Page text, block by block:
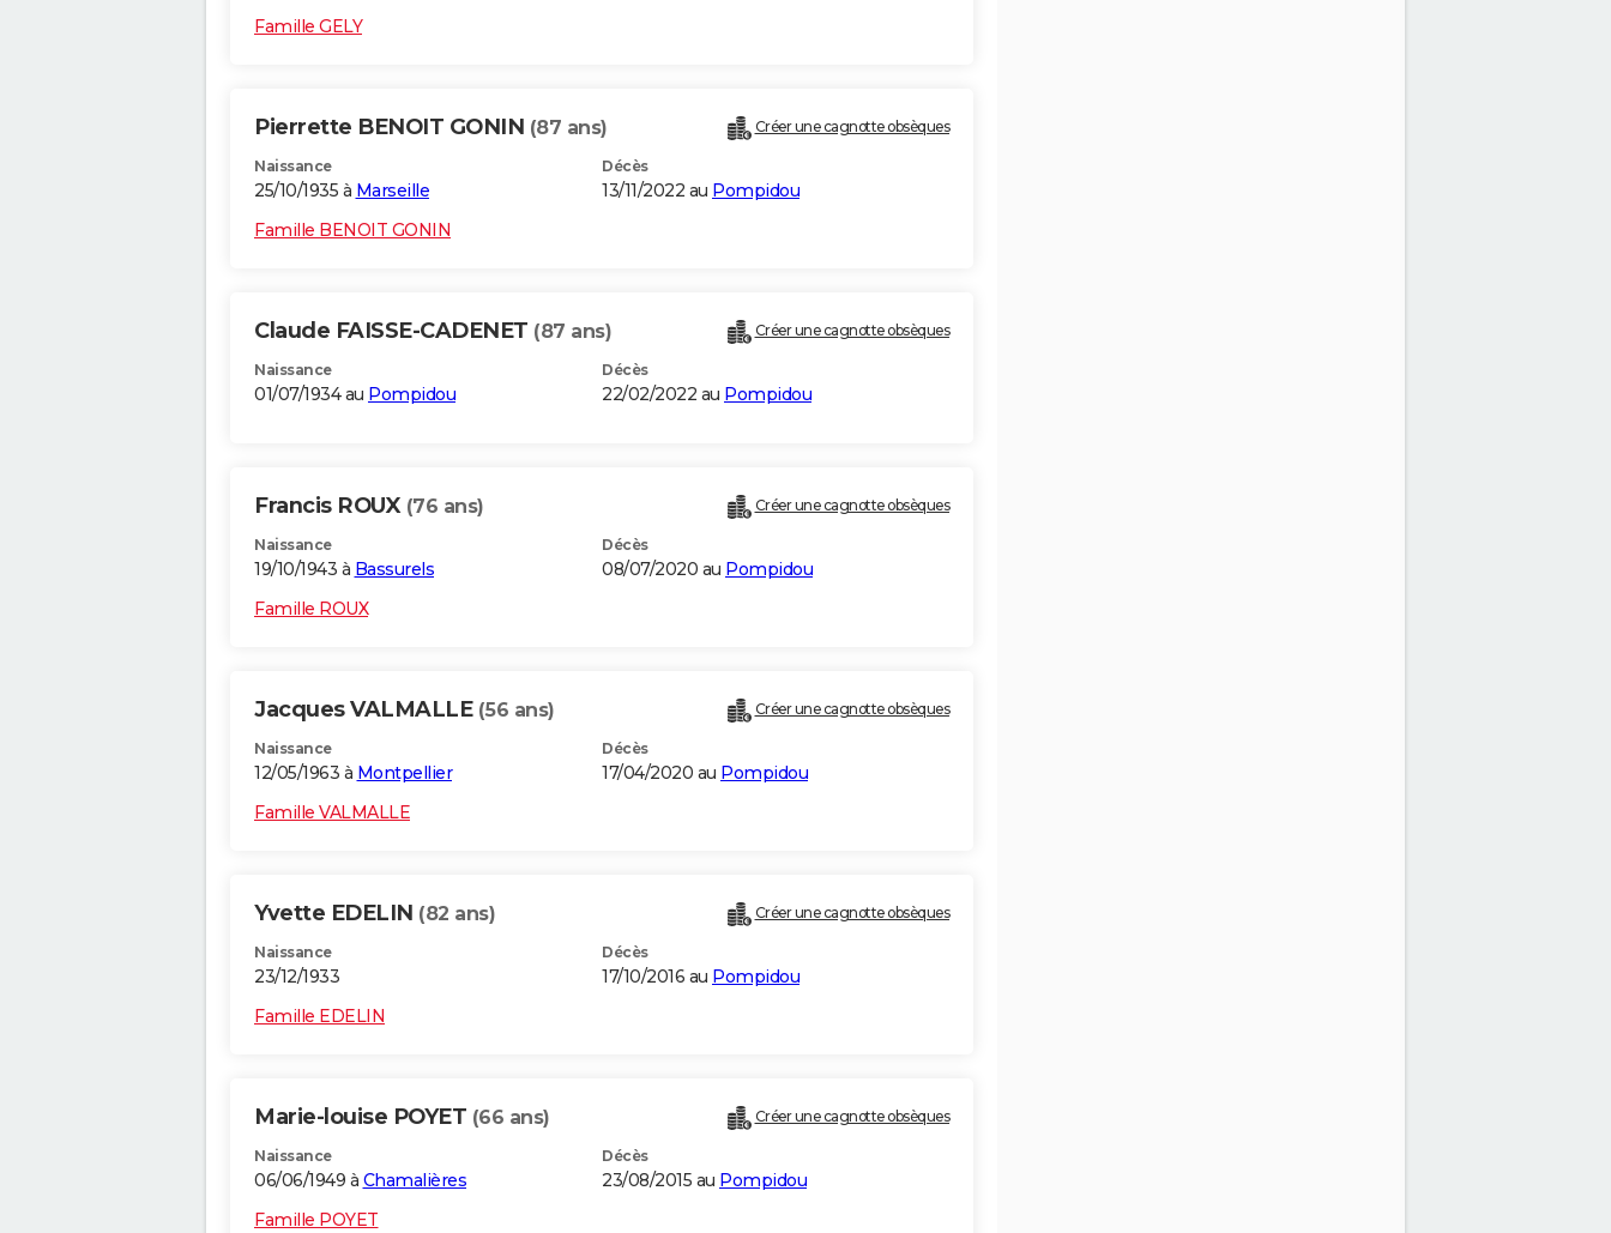
Famille GELY
Pierrette BENOIT GONIN (87 ans) Créer une cagnotte obsèques
Naissance
25/10/1935 à Marseille
Décès
13/11/2022 au Pompidou
Famille BENOIT GONIN
Claude FAISSE-CADENET (87 ans) Créer une cagnotte obsèques
Naissance
01/07/1934 au Pompidou
Décès
22/02/2022 au Pompidou
Francis ROUX (76 ans) Créer une cagnotte obsèques
Naissance
19/10/1943 à Bassurels
Décès
08/07/2020 au Pompidou
Famille ROUX
Jacques VALMALLE (56 ans) Créer une cagnotte obsèques
Naissance
12/05/1963 à Montpellier
Décès
17/04/2020 au Pompidou
Famille VALMALLE
Yvette EDELIN (82 ans) Créer une cagnotte obsèques
Naissance
23/12/1933
Décès
17/10/2016 au Pompidou
Famille EDELIN
Marie-louise POYET (66 ans) Créer une cagnotte obsèques
Naissance
06/06/1949 à Chamalières
Décès
23/08/2015 au Pompidou
Famille POYET